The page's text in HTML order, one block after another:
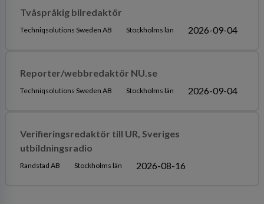
Tvåspråkig bilredaktör
Techniqsolutions Sweden AB Stockholms län 2026-09-04
Reporter/webbredaktör NU.se
Techniqsolutions Sweden AB Stockholms län 2026-09-04
Verifieringsredaktör till UR, Sveriges
utbildningsradio
Randstad AB Stockholms län 2026-08-16